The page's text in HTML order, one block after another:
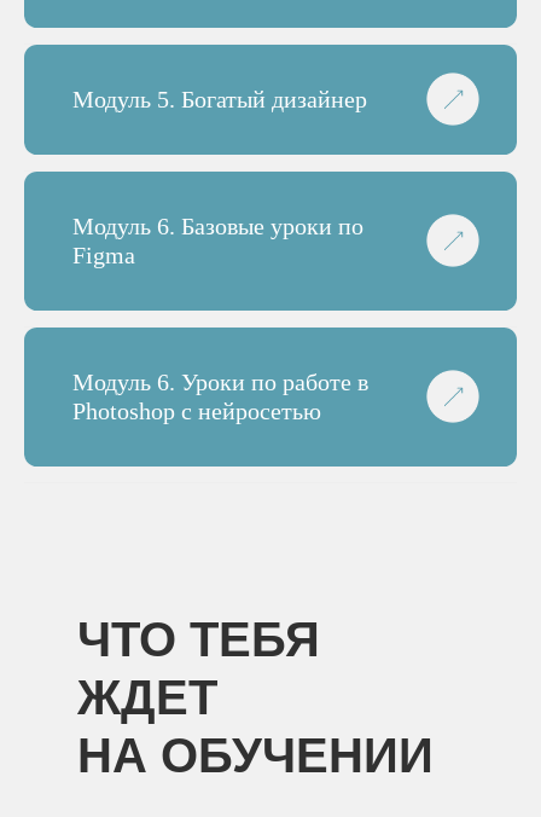
Модуль 5. Богатый дизайнер
Модуль 6. Базовые уроки по
Figma
Модуль 6. Уроки по работе в
Photoshop с нейросетью
ЧТО ТЕБЯ
ЖДЕТ
НА ОБУЧЕНИИ